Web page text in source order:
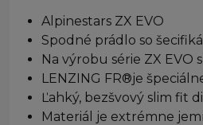
Alpinestars ZX EVO
Spodné prádlo so
Na výrobu série ZX
LENZING FR®je
Ľahký, bezšvový slim fit
Materiál je extrémne